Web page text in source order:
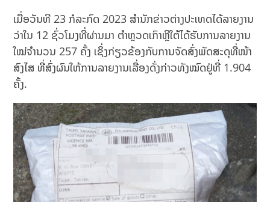
ເມື່ອວັນທີ 23​ ກໍລະກົດ 2023 ສຳນັກຂ່າວຕ່າງປະເທດໄດ້ລາຍງານ
ວ່າໃນ 12​ ຊົ່ວໂມງທີ່ຜ່ານມາ ຕຳຫຼວດເກົາຫຼີໃຕ້ໄດ້ຮັບການລາຍງານ
ໃໝ່ຈຳນວນ 257 ຄັ້ງ ເຊິ່ງກ່ຽວຂ້ອງກັບການຈັດສົ່ງພັດສະດຸທີ່ໜ້າ
ສົງໄສ ທີ່ສົ່ງຜົນໃຫ້ການລາຍງານເລື່ອງດັ່ງກ່າວທັງໝົດຢູ່ທີ່ 1.904
ຄັ້ງ.